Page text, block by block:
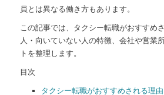
員とは異なる働き方もあります。
この記事では、タクシー転職がおすすめ
人・向いていない人の特徴、会社や営業
トを整理します。
目次
タクシー転職がおすすめされる理由